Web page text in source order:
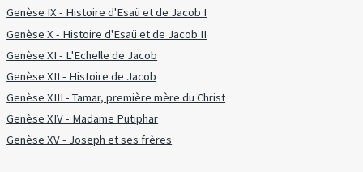
Genèse IX - Histoire d'Esaü et de Jacob I
Genèse X - Histoire d'Esaü et de Jacob II
Genèse XI - L'Echelle de Jacob
Genèse XII - Histoire de Jacob
Genèse XIII - Tamar, première mère du Christ
Genèse XIV - Madame Putiphar
Genèse XV - Joseph et ses frères